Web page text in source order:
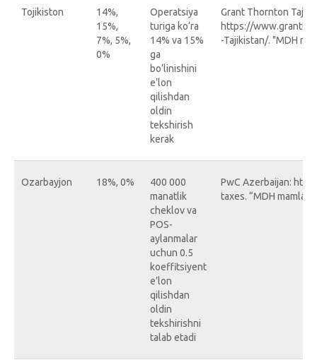
Tojikiston
14%,
15%,
7%, 5%,
0%
Operatsiya
turiga ko‘ra
14% va 15%
ga
bo‘linishini
e’lon
qilishdan
oldin
tekshirish
kerak
Grant Thornton
https://
-Tajikistan/. "MDH
Ozarbayjon 18%, 0%
400 000
manatlik
cheklov va
POS-
aylanmalar
uchun 0.5
koeffitsiyent
e’lon
qilishdan
oldin
tekshirishni
talab etadi
PwC Azerbaijan:
taxes. “MDH